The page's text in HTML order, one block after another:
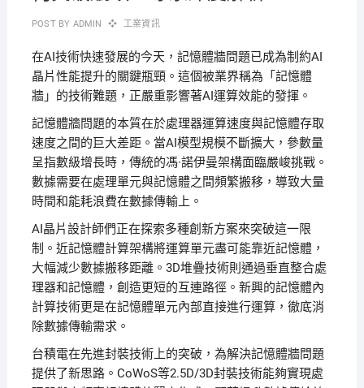
POST BY ADMIN 工業資訊
在AI技術快速發展的今天，記憶體牆問題已成為制約AI
晶片性能提升的關鍵瓶頸。這個被業界稱為「記憶體
牆」的技術難題，正嚴重影響著AI運算效能的發揮。
記憶體牆問題的本質在於處理器運算速度與記憶體存取
速度之間的巨大差距。當AI模型規模不斷擴大，參數量
呈指數級增長時，傳統的馮·諾伊曼架構面臨嚴峻挑戰。
數據需要在處理單元與記憶體之間頻繁搬移，導致大量
時間和能耗浪費在數據傳輸上。
AI晶片設計師們正在探索多種創新方案來突破這一限
制。近記憶體計算架構將運算單元盡可能靠近記憶體，
大幅減少數據搬移距離。3D堆疊技術則通過垂直整合處
理器和記憶體，創造更短的互連路徑。新興的記憶體內
計算技術更是在記憶體單元內部直接進行運算，徹底消
除數據傳輸需求。
台積電在先進封裝技術上的突破，為解決記憶體牆問題
提供了新思路。CoWoS等2.5D/3D封裝技術能夠實現處